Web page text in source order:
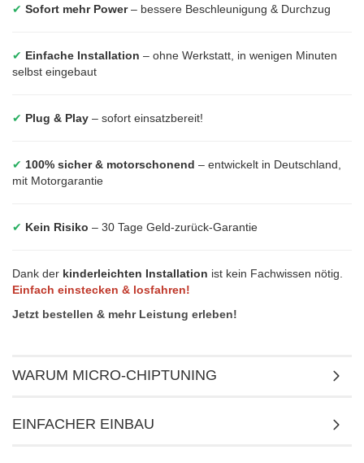
✔ Sofort mehr Power– bessere Beschleunigung & Durchzug
✔ Einfache Installation – ohne Werkstatt, in wenigen Minuten
selbst eingebaut
✔ Plug & Play – sofort einsatzbereit!
✔ 100% sicher & motorschonend – entwickelt in Deutschland,
mit Motorgarantie
✔ Kein Risiko – 30 Tage Geld-zurück-Garantie
Dank der kinderleichten Installation ist kein Fachwissen nötig.
Einfach einstecken & losfahren!
Jetzt bestellen & mehr Leistung erleben!
WARUM MICRO-CHIPTUNING
EINFACHER EINBAU